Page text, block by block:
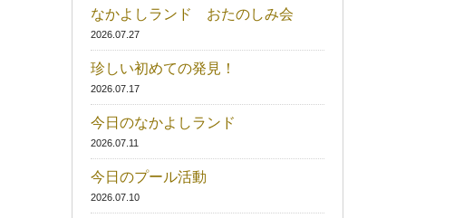
なかよしランド おたのしみ会
2026.07.27
珍しい初めての発見！
2026.07.17
今日のなかよしランド
2026.07.11
今日のプール活動
2026.07.10